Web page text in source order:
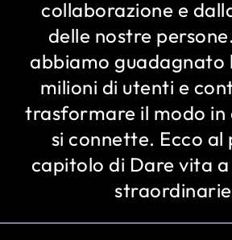
collaborazione e
delle nostre
abbiamo guadagnato
milioni di utenti e
trasformare il modo in
si connette. Ecco al
capitolo di Dare vita a